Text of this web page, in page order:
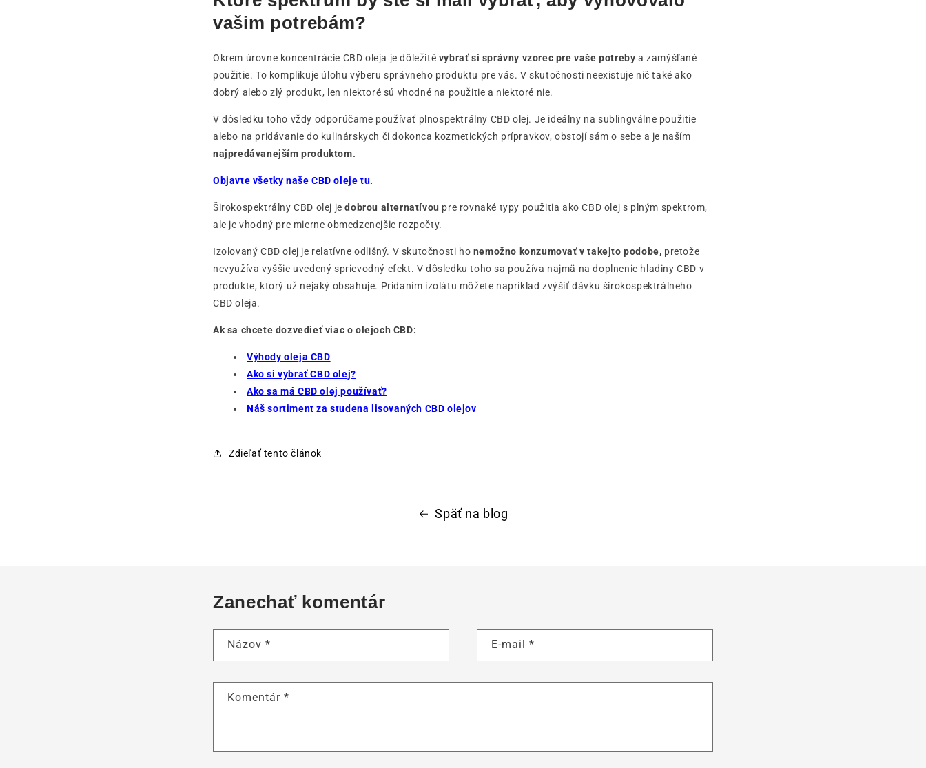
vašim potrebám?
Okrem úrovne koncentrácie CBD oleja je dôležité vybrať si správny vzorec pre vaše potreby a zamýšľané
použitie. To komplikuje úlohu výberu správneho produktu pre vás. V skutočnosti neexistuje nič také ako
dobrý alebo zlý produkt, len niektoré sú vhodné na použitie a niektoré nie.
V dôsledku toho vždy odporúčame používať plnospektrálny CBD olej. Je ideálny na sublingválne použitie
alebo na pridávanie do kulinárskych či dokonca kozmetických prípravkov, obstojí sám o sebe a je naším
najpredávanejším produktom.
Objavte všetky naše CBD oleje tu.
Širokospektrálny CBD olej jedobrou alternatívou pre rovnaké typy použitia ako CBD olej s plným spektrom,
ale je vhodný pre mierne obmedzenejšie rozpočty.
Izolovaný CBD olej je relatívne odlišný. V skutočnosti ho nemožno konzumovať v takejto podobe, pretože
nevyužíva vyššie uvedený sprievodný efekt. V dôsledku toho sa používa najmä na doplnenie hladiny CBD v
produkte, ktorý už nejaký obsahuje. Pridaním izolátu môžete napríklad zvýšiť dávku širokospektrálneho
CBD oleja.
Ak sa chcete dozvedieť viac o olejoch CBD:
Výhody oleja CBD
Ako si vybrať CBD olej?
Ako sa má CBD olej používať?
Náš sortiment za studena lisovaných CBD olejov
Zdieľať tento článok
Späť na blog
Zanechať komentár
Názov * E-mail *
Komentár *